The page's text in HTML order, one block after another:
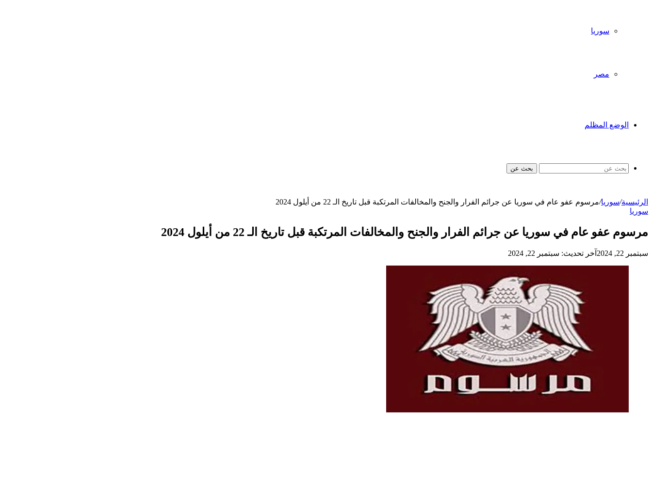
سوريا
مصر
الوضع المظلم
بحث عن
الرئيسية/سوريا/مرسوم عفو عام في سوريا عن جرائم الفرار والجنح والمخالفات المرتكبة قبل تاريخ الـ 22 من أيلول 2024
سوريا
مرسوم عفو عام في سوريا عن جرائم الفرار والجنح والمخالفات المرتكبة قبل تاريخ الـ 22 من أيلول 2024
سبتمبر 22, 2024 آخر تحديث: سبتمبر 22, 2024